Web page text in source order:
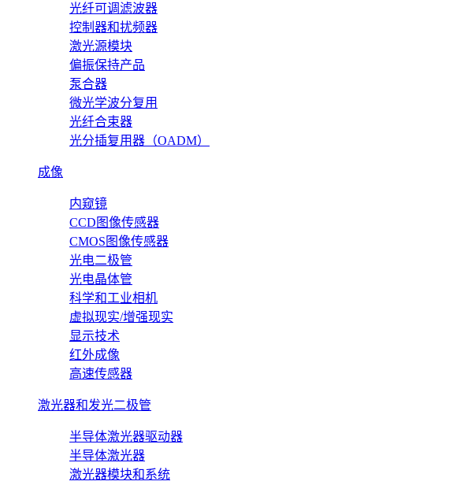
光纤可调滤波器
控制器和扰频器
激光源模块
偏振保持产品
泵合器
微光学波分复用
光纤合束器
光分插复用器（OADM）
成像
内窥镜
CCD图像传感器
CMOS图像传感器
光电二极管
光电晶体管
科学和工业相机
虚拟现实/增强现实
显示技术
红外成像
高速传感器
激光器和发光二极管
半导体激光器驱动器
半导体激光器
激光器模块和系统